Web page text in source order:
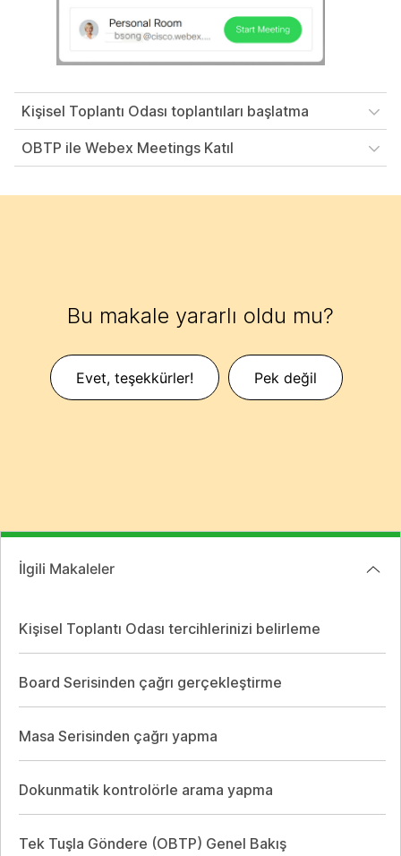
Kişisel Toplantı Odası toplantıları başlatma
OBTP ile Webex Meetings Katıl
Bu makale yararlı oldu mu?
Evet, teşekkürler! Pek değil
İlgili Makaleler
Kişisel Toplantı Odası tercihlerinizi belirleme
Board Serisinden çağrı gerçekleştirme
Masa Serisinden çağrı yapma
Dokunmatik kontrolörle arama yapma
Tek Tuşla Göndere (OBTP) Genel Bakış